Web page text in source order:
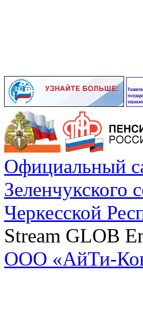
Официальный
Зеленчукского
Черкесской
Stream GLOB
ООО «АйТи-